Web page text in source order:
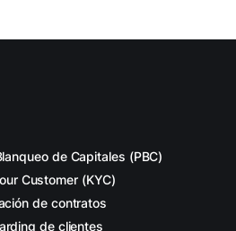
de Capitales (PBC)
Customer (KYC)
de contratos
de clientes